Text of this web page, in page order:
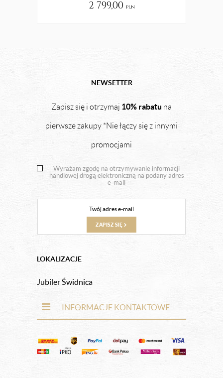
2 799,00 pln
NEWSETTER
Zapisz się i otrzymaj 10% rabatu na
pierwsze zakupy *Nie łączy się z innymi
promocjami
Wyrażam zgodę na otrzymywanie informacji
handlowej drogą elektroniczną na podany adres
e-mail
ZAPISZ SIĘ
LOKALIZACJE
Jubiler Świdnica
INFORMACJE KONTAKTOWE